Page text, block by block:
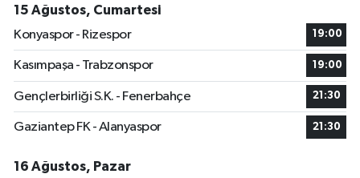
15 Ağustos, Cumartesi
Konyaspor - Rizespor
19:00
Kasımpaşa - Trabzonspor 19:00
Gençlerbirliği S.K. - Fenerbahçe 21:30
Gaziantep FK - Alanyaspor 21:30
16 Ağustos, Pazar